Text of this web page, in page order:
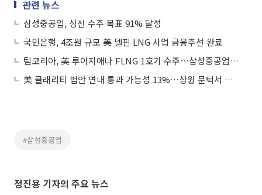
관련 뉴스
삼성중공업, 상선 수주 목표 91% 달성
국민은행, 4조원 규모 美 델핀 LNG 사업 금융주선 완료
팀코리아, 美 루이지애나 FLNG 1호기 수주⋯삼성중공업 4조원 규모 EPC 확보
美 클래리티 법안 연내 통과 가능성 13%…상원 문턱서 제동
#삼성중공업
정진용 기자의 주요 뉴스